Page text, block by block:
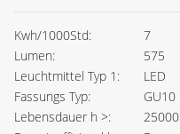
Kwh/1000Std:
7
Lumen:
575
Leuchtmittel Typ 1:
LED
Fassungs Typ:
GU10
Lebensdauer h >:
25000